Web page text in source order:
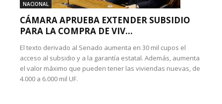
NACIONAL
CÁMARA APRUEBA EXTENDER SUBSIDIO
PARA LA COMPRA DE VIV...
El texto derivado al Senado aumenta en 30 mil cupos el
acceso al subsidio y a la garantía estatal. Además, aumenta
el valor máximo que pueden tener las viviendas nuevas, de
4.000 a 6.000 mil UF.